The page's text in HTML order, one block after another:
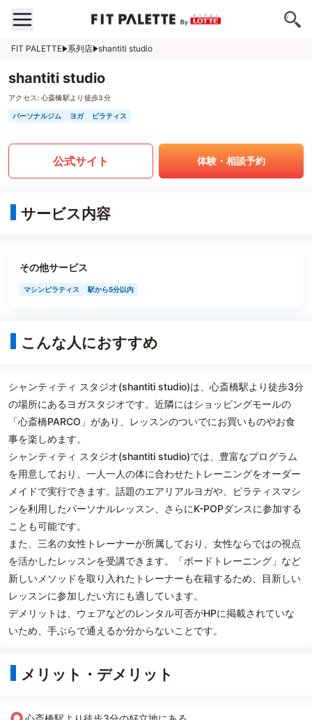
FIT PALETTE 系列店 shantiti studio
shantiti studio
アクセス: 心斎橋駅より徒歩3分
パーソナルジム ヨガ ピラティス
公式サイト 体験・相談予約
サービス内容
その他サービス
マシンピラティス 駅から5分以内
こんな人におすすめ
シャンティティ スタジオ(shantiti studio)は、心斎橋駅より徒歩3分
の場所にあるヨガスタジオです。近隣にはショッピングモールの
「心斎橋PARCO」があり、レッスンのついでにお買いものやお食
事を楽しめます。
シャンティティ スタジオ(shantiti studio)では、豊富なプログラム
を用意しており、一人一人の体に合わせたトレーニングをオーダー
メイドで実行できます。話題のエアリアルヨガや、ピラティスマシ
ンを利用したパーソナルレッスン、さらにK-POPダンスに参加する
ことも可能です。
また、三名の女性トレーナーが所属しており、女性ならではの視点
を活かしたレッスンを受講できます。「ボードトレーニング」など
新しいメソッドを取り入れたトレーナーも在籍するため、目新しい
レッスンに参加したい方にも適しています。
デメリットは、ウェアなどのレンタル可否がHPに掲載されていな
いため、手ぶらで通えるか分からないことです。
メリット・デメリット